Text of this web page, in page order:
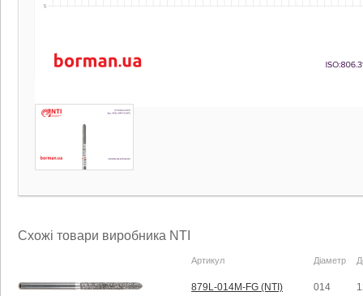
Схожі товари виробника NTI
Артикул Діаметр
879L-014M-FG (NTI) 014